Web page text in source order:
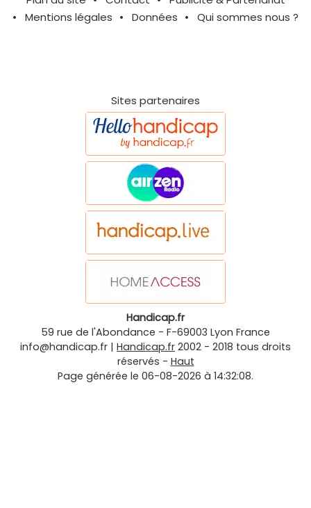
Mentions légales
Données Qui sommes nous ?
Sites partenaires
Handicap.fr
59 rue de l'Abondance - F-69003 Lyon France
info@handicap.fr | Handicap.fr 2002 - 2018 tous droits
réservés - Haut
Page générée le 06-08-2026 à 14:32:08.